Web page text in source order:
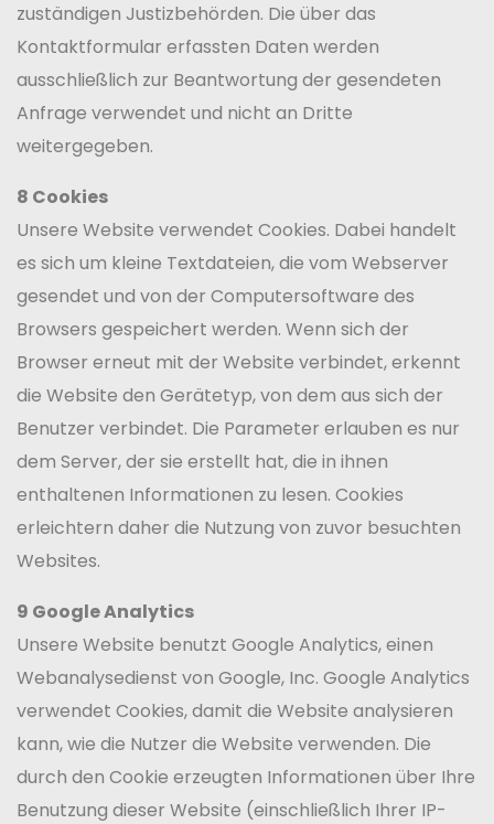
zuständigen Justizbehörden. Die über das
Kontaktformular erfassten Daten werden
ausschließlich zur Beantwortung der gesendeten
Anfrage verwendet und nicht an Dritte
weitergegeben.
8 Cookies
Unsere Website verwendet Cookies. Dabei handelt
es sich um kleine Textdateien, die vom Webserver
gesendet und von der Computersoftware des
Browsers gespeichert werden. Wenn sich der
Browser erneut mit der Website verbindet, erkennt
die Website den Gerätetyp, von dem aus sich der
Benutzer verbindet. Die Parameter erlauben es nur
dem Server, der sie erstellt hat, die in ihnen
enthaltenen Informationen zu lesen. Cookies
erleichtern daher die Nutzung von zuvor besuchten
Websites.
9 Google Analytics
Unsere Website benutzt Google Analytics, einen
Webanalysedienst von Google, Inc. Google Analytics
verwendet Cookies, damit die Website analysieren
kann, wie die Nutzer die Website verwenden. Die
durch den Cookie erzeugten Informationen über Ihre
Benutzung dieser Website (einschließlich Ihrer IP-